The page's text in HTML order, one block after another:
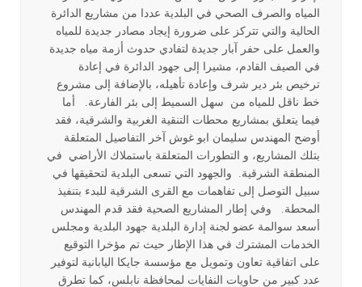
المياه والصرف الصحي في البلدية عددا من مشاريع الدائرة
الحالية والتي تتركز على ضرورة إيجاد مصادر جديدة للمياه
والعمل على حفر آبار جديدة لتفادي حدوث أزمة مياه جديدة
في الصيف القادم، مشيرا إلى جهود الدائرة في إعادة
ترخيص بئر دير شرف وإعادة تأهيله، بالإضافة إلى مشروع
خط ناقل للمياه من سهل السميط إلى بئر الفارعة. أما
فيما يتعلق بمشاريع محطات التنقية الغربية والشرقية، فقد
أوضح المهندس سليمان ابو غوش آخر التفاصيل المتعلقة
بتلك المشاريع، و التطورات المتعلقة باستملاك الأراضي في
المنطقة الشرقية. والجهود التي تسعى البلدية لتحقيقها في
سبيل التوصل إلى تفاهمات مع القرى الشرقية للبدء بتنفيذ
المحطة. وفي إطار المشاريع الصحية فقد قدم المهندس
أسعد سوالمة عضو لجنة إدارة البلدية جهود البلدية ومجلس
الخدمات المشترك في هذا الإطار حيث تم مؤخرا التوقيع
على اتفاقية تعاون وتمويل مع مؤسسة جايكا اليابانية لتوفير
عدد كبير من حاويات النفايات لمحافظة نابلس، كما تطرق